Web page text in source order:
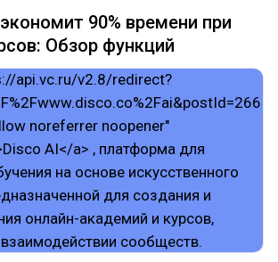
90% времени при
Обзор функций